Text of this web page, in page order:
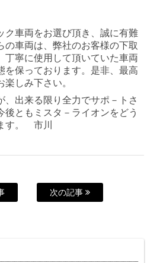
ク車両をお選び頂き、誠に有難
の車両は、弊社のお客様の下取
丁寧に使用して頂いていた車両
を保っております。是非、最高
しみ下さい。
、出来る限り全力でサポ－トさ
後ともミスタ－ライオンをどう
す。 市川
次の記事